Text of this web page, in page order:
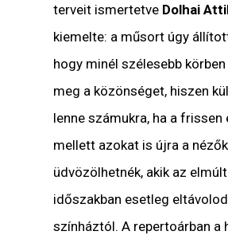
terveit ismertetve Dolhai
kiemelte: a műsort úgy
hogy minél szélesebb
meg a közönséget, hiszen
lenne számukra, ha a frissen
mellett azokat is újra a
üdvözölhetnék, akik az elmúlt
időszakban esetleg
színháztól. A repertoárban a